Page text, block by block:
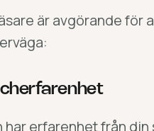
är avgörande för
erfarenhet från